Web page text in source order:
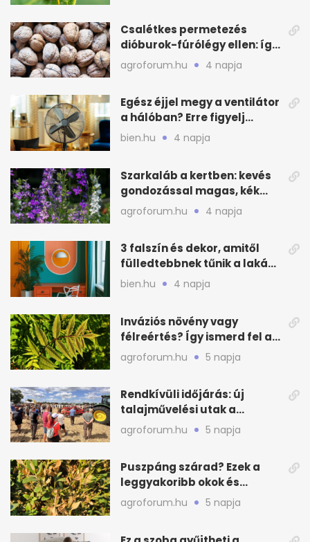
Csalétkes permetezés
dióburok-fúrólégy ellen: így
csináld a kertben
agroforum.hu 4 napja
Egész éjjel megy a ventilátor
a hálóban? Erre figyelj
alvásnál nyáron
bien.hu 4 napja
Szarkaláb a kertben: kevés
gondozással magas, kék
virágfalat ad
agroforum.hu 4 napja
3 falszín és dekor, amitől
fülledtebbnek tűnik a lakás
nyáron
bien.hu 4 napja
Inváziós növény vagy
félreértés? Így ismerd fel a
valódi kockázatot
agroforum.hu 5 napja
Rendkívüli időjárás: új
talajművelési utak a
gazdáknak
agroforum.hu 5 napja
Puszpáng szárad? Ezek a
leggyakoribb okok és
teendők
agroforum.hu 5 napja